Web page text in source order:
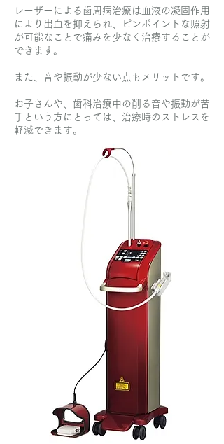
レーザーによる歯周病治療は血液の凝固作用
により出血を抑えられ、ピンポイントな照射
が可能なことで痛みを少なく治療することが
できます。
また、音や振動が少ない点もメリットです。
お子さんや、歯科治療中の削る音や振動が苦
手という方にとっては、治療時のストレスを
軽減できます。